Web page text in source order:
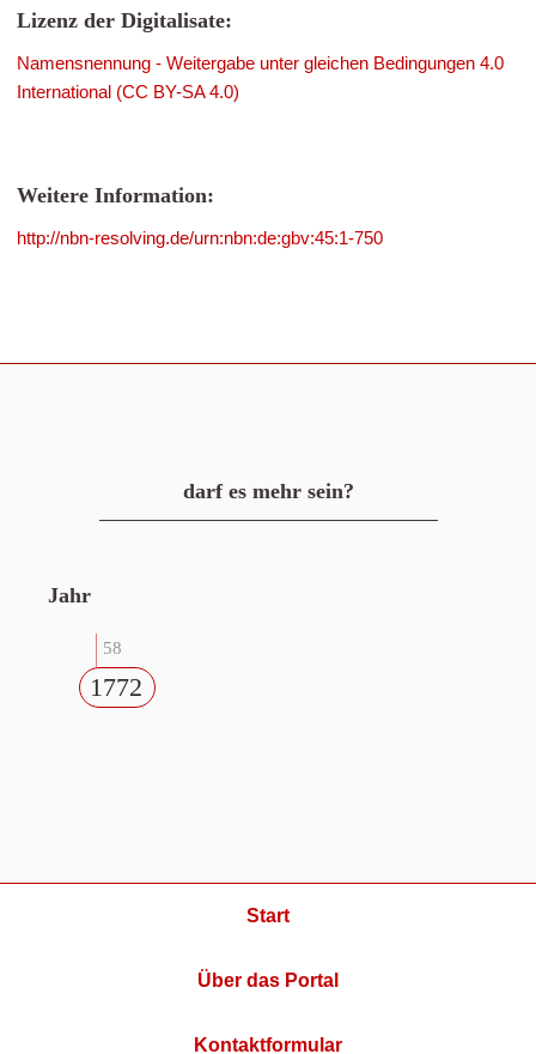
Lizenz der Digitalisate:
Namensnennung - Weitergabe unter gleichen Bedingungen 4.0
International (CC BY-SA 4.0)
Weitere Information:
http://nbn-resolving.de/urn:nbn:de:gbv:45:1-750
darf es mehr sein?
Jahr
58
1772
Start
Über das Portal
Kontaktformular